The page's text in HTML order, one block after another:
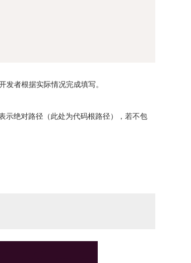
者根据实际情况完成填写。
示绝对路径（此处为代码根路径），若不包